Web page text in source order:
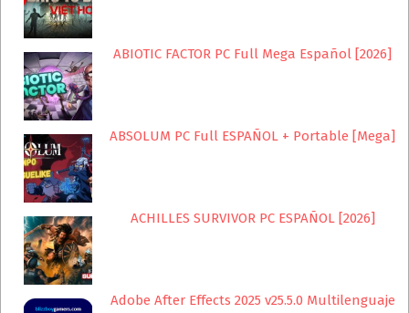
ABIOTIC FACTOR PC Full Mega Español [2026]
ABSOLUM PC Full ESPAÑOL + Portable [Mega]
ACHILLES SURVIVOR PC ESPAÑOL [2026]
Adobe After Effects 2025 v25.5.0 Multilenguaje